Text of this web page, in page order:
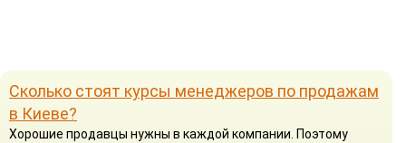
Сколько стоят курсы менеджеров по продажам
в Киеве?
Хорошие продавцы нужны в каждой компании. Поэтому